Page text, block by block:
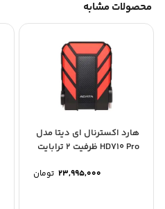
محصولات مشابه
هارد اکسترنال ای دیتا مدل
HD710 Pro ظرفیت 2 ترابایت
23,995,000 تومان